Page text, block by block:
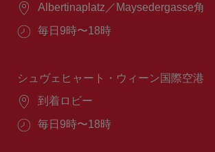
場
Albertinaplatz／Maysedergasse角
営
間：
毎日9時〜18時
シュヴェヒャート・ウィーン国際空港
場
到着ロビー
営
毎日9時〜18時